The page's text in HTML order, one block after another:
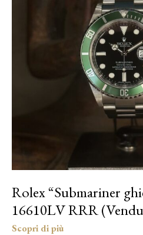
Rolex “Submariner
16610LV RRR